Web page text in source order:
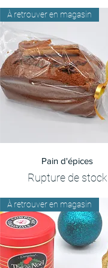
Aperçu rapide
À retrouver en magasin
Pain d'épices
Rupture de stock
À retrouver en magasin